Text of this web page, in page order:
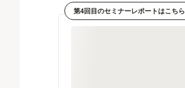
第4回目のセミナーレポートはこちら